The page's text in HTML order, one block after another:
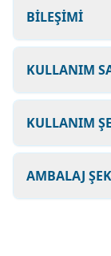
BİLEŞİMİ
KULLANIM
KULLANIM
AMBALAJ